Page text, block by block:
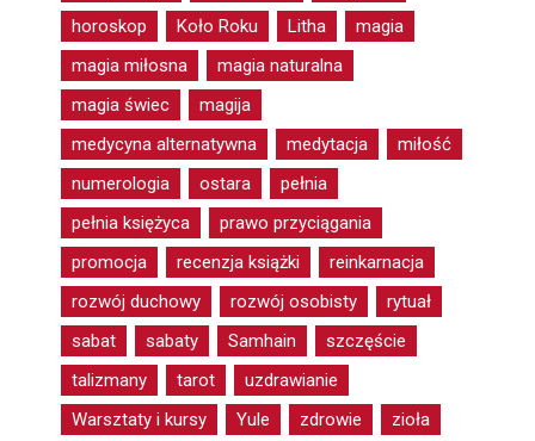
horoskop
Koło Roku Litha
magia
magia miłosna
magia naturalna
magia świec
magija
medycyna alternatywna
medytacja
miłość
numerologia
ostara
pełnia
pełnia księżyca
prawo przyciągania
promocja
recenzja książki
reinkarnacja
rozwój duchowy
rozwój osobisty
rytuał
sabat
sabaty Samhain
szczęście
talizmany
tarot
uzdrawianie
Warsztaty i kursy
Yule zdrowie zioła